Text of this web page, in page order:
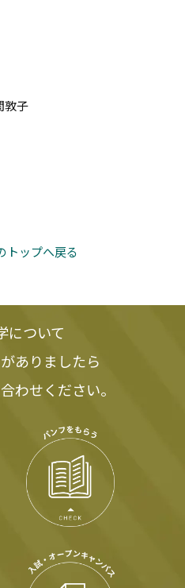
子
トップへ戻る
について
ありましたら
わせください。